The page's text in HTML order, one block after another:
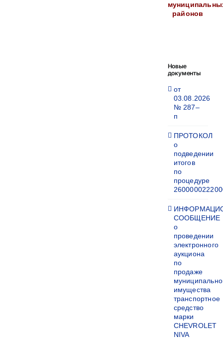
районов
Новые
документы
от
03.08.2026
№ 287–
п
ПРОТОКОЛ
о
подведении
итогов
по
процедуре
СООБЩЕНИЕ
о
проведении
электронного
аукциона
по
продаже
имущества
транспортное
средство
марки
CHEVROLET
NIVA